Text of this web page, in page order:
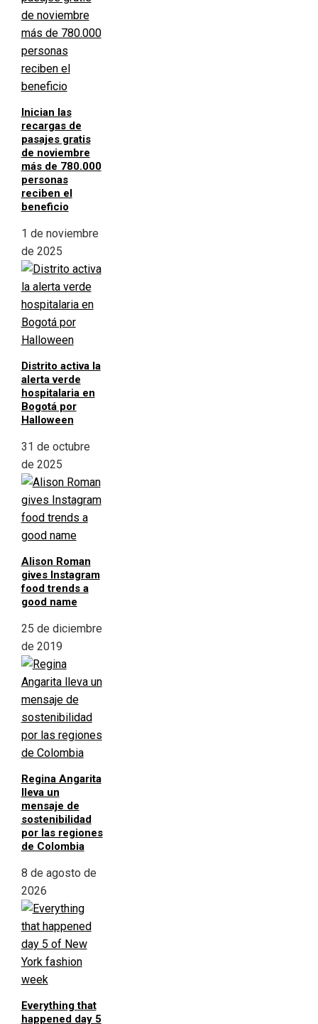
Inician las
recargas de
pasajes gratis
de noviembre
más de 780.000
personas
reciben el
beneficio
1 de noviembre
de 2025
Distrito activa la
alerta verde
hospitalaria en
Bogotá por
Halloween
31 de octubre
de 2025
Alison Roman
gives Instagram
food trends a
good name
25 de diciembre
de 2019
Regina Angarita
lleva un
mensaje de
sostenibilidad
por las regiones
de Colombia
8 de agosto de
2026
Everything that
happened day 5